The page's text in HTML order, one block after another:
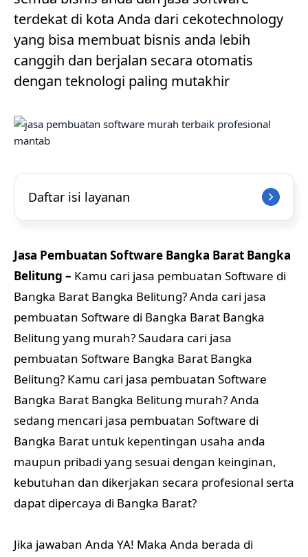
terdekat di kota Anda dari cekotechnology
yang bisa membuat bisnis anda lebih
canggih dan berjalan secara otomatis
dengan teknologi paling mutakhir
Daftar isi layanan
Jasa Pembuatan Software Bangka Barat Bangka
Belitung – Kamu cari jasa pembuatan Software di
Bangka Barat Bangka Belitung? Anda cari jasa
pembuatan Software di Bangka Barat Bangka
Belitung yang murah? Saudara cari jasa
pembuatan Software Bangka Barat Bangka
Belitung? Kamu cari jasa pembuatan Software
Bangka Barat Bangka Belitung murah? Anda
sedang mencari jasa pembuatan Software di
Bangka Barat untuk kepentingan usaha anda
maupun pribadi yang sesuai dengan keinginan,
kebutuhan dan dikerjakan secara profesional serta
dapat dipercaya di Bangka Barat?
Jika jawaban Anda YA! Maka Anda berada di